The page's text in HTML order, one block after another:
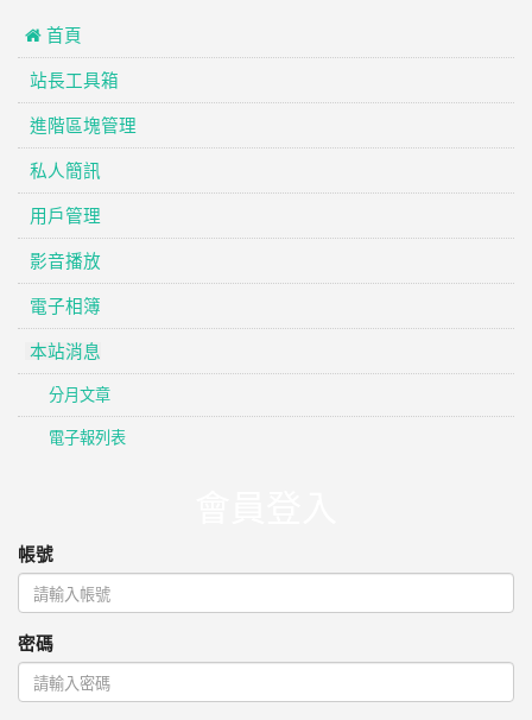
 首頁
站長工具箱
進階區塊管理
私人簡訊
用戶管理
影音播放
電子相簿
本站消息
分月文章
電子報列表
帳號
密碼